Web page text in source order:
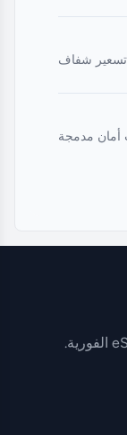
تسعير شفاف
أمان مدمجة